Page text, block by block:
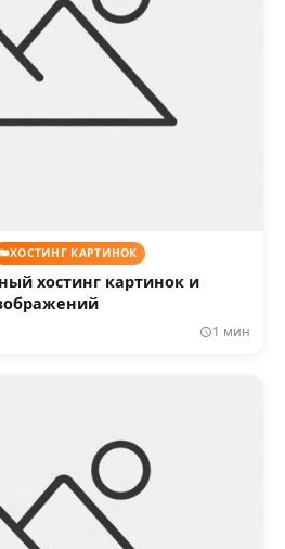
ХОСТИНГ КАРТИНОК
хостинг картинок и
1 мин